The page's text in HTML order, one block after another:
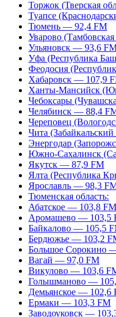
Торжок (Тверская
Туапсе
Тюмень — 92,4 FM
Уварово
Ульяновск — 93,6
Уфа (Республика
Феодосия
Хабаровск — 107,9
Ханты-Мансийск
Чебоксары
Челябинск — 88,4
Череповец
Чита
Энергодар
Южно-Сахалинск
Якутск — 87,9 FM
Ялта (Республика
Ярославль — 98,3
Тюменская область:
Абатское — 103,8 FM
Аромашево — 103,5
Байкалово — 105,5
Бердюжье — 103,2
Большое Сорокино
Вагай — 97,0 FM
Викулово — 103,6
Голышманово —
Демьянское — 102,6
Ермаки — 103,3 FM
Заводоуковск —